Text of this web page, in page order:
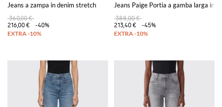
Jeans a zampa in denim stretch
360,00 €
216,00 €
-40%
Jeans Paige Portia a gamba larga in
388,00 €
213,40 €
-45%